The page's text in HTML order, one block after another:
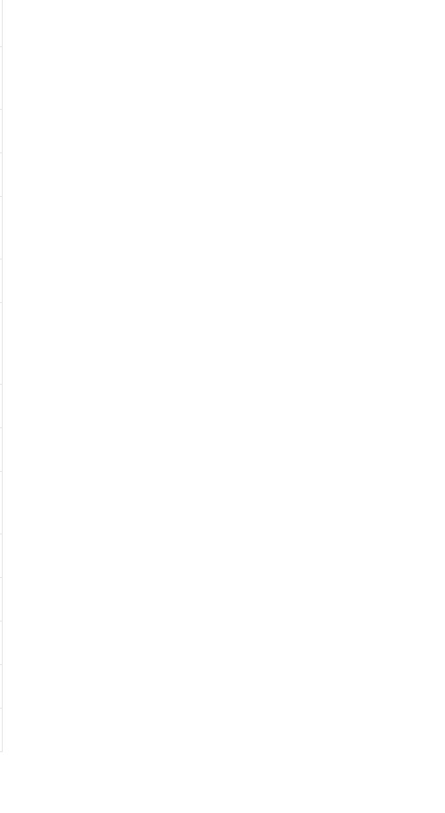
よび当社の共同利用者
することをご了承くだ
ものではありません。
出荷製品に未対応品が
、2022年1月12日よ